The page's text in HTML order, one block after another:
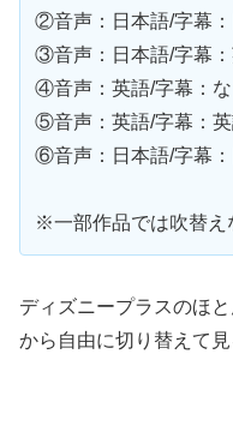
②音声：日本語/字幕
③音声：日本語/字幕
④音声：英語/字幕：な
⑤音声：英語/字幕：
⑥音声：日本語/字幕
※一部作品では吹替え
ディズニープラスのほ
から自由に切り替えて見